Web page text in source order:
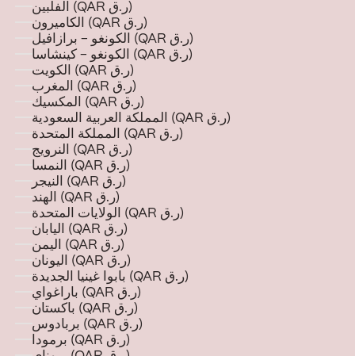
الفلبين (QAR ر.ق)
الكاميرون (QAR ر.ق)
الكونغو - برازافيل (QAR ر.ق)
الكونغو - كينشاسا (QAR ر.ق)
الكويت (QAR ر.ق)
المغرب (QAR ر.ق)
المكسيك (QAR ر.ق)
المملكة العربية السعودية (QAR ر.ق)
المملكة المتحدة (QAR ر.ق)
النرويج (QAR ر.ق)
النمسا (QAR ر.ق)
النيجر (QAR ر.ق)
الهند (QAR ر.ق)
الولايات المتحدة (QAR ر.ق)
اليابان (QAR ر.ق)
اليمن (QAR ر.ق)
اليونان (QAR ر.ق)
بابوا غينيا الجديدة (QAR ر.ق)
باراغواي (QAR ر.ق)
باكستان (QAR ر.ق)
بربادوس (QAR ر.ق)
برمودا (QAR ر.ق)